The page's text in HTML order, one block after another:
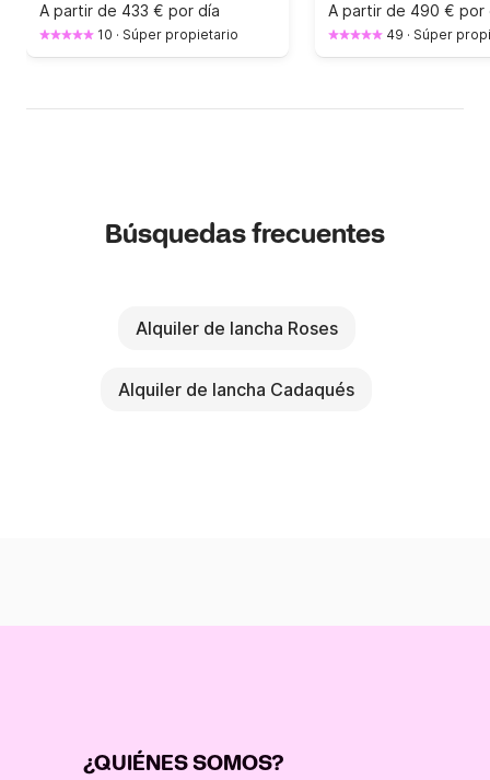
A partir de 433 € por día
10 · Súper propietario
A partir de 490 € por
49 · Súper
Búsquedas frecuentes
Alquiler de lancha Roses
Alquiler de lancha Cadaqués
¿QUIÉNES SOMOS?